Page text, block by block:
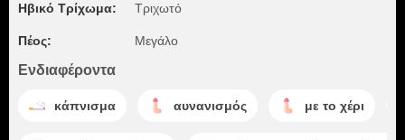
Ηβικό Τρίχωμα: Τριχωτό
Πέος: Μεγάλο
Ενδιαφέροντα
κάπνισμα αυνανισμός με το χέρι